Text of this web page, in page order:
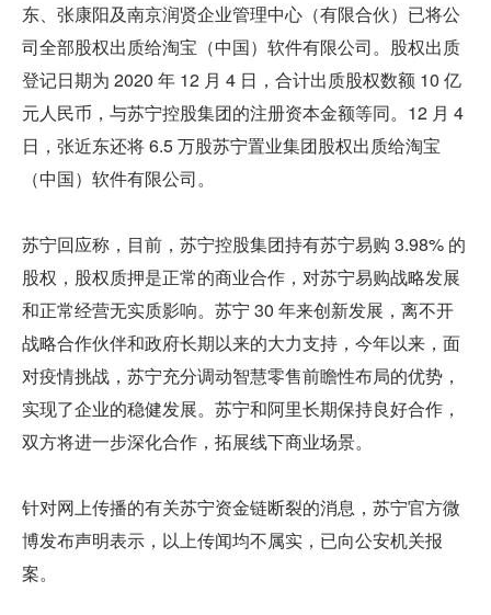
东、张康阳及南京润贤企业管理中心（有限合伙）已将公
司全部股权出质给淘宝（中国）软件有限公司。股权出质
登记日期为 2020 年 12 月 4 日，合计出质股权数额 10 亿
元人民币，与苏宁控股集团的注册资本金额等同。12 月 4
日，张近东还将 6.5 万股苏宁置业集团股权出质给淘宝
（中国）软件有限公司。
苏宁回应称，目前，苏宁控股集团持有苏宁易购 3.98% 的
股权，股权质押是正常的商业合作，对苏宁易购战略发展
和正常经营无实质影响。苏宁 30 年来创新发展，离不开
战略合作伙伴和政府长期以来的大力支持，今年以来，面
对疫情挑战，苏宁充分调动智慧零售前瞻性布局的优势，
实现了企业的稳健发展。苏宁和阿里长期保持良好合作，
双方将进一步深化合作，拓展线下商业场景。
针对网上传播的有关苏宁资金链断裂的消息，苏宁官方微
博发布声明表示，以上传闻均不属实，已向公安机关报
案。